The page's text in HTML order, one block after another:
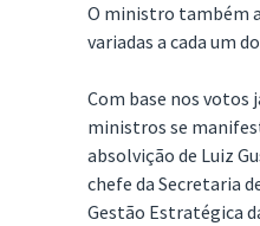
O ministro também
variadas a cada um
Com base nos votos
ministros se
absolvição de Luiz
chefe da Secretaria
Gestão Estratégica